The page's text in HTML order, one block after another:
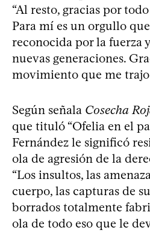
“Al resto, gracias por
Para mí es un orgullo
reconocida por la fuerza
nuevas generaciones.
movimiento que me trajo
Según señala Cosecha
que tituló “Ofelia en el
Fernández le significó
ola de agresión de la
“Los insultos, las
cuerpo, las capturas de
borrados totalmente
ola de todo eso que le